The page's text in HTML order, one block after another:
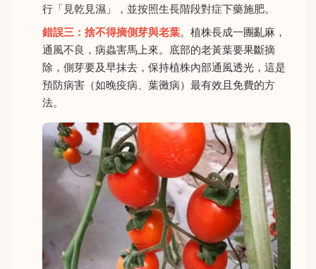
行「見乾見濕」，並按照生長階段對症下藥施肥。
錯誤三：捨不得摘側芽與老葉。植株長成一團亂麻，
通風不良，病蟲害馬上來。底部的老黃葉要果斷摘
除，側芽要及早抹去，保持植株內部通風透光，這是
預防病害（如晚疫病、葉黴病）最有效且免費的方
法。